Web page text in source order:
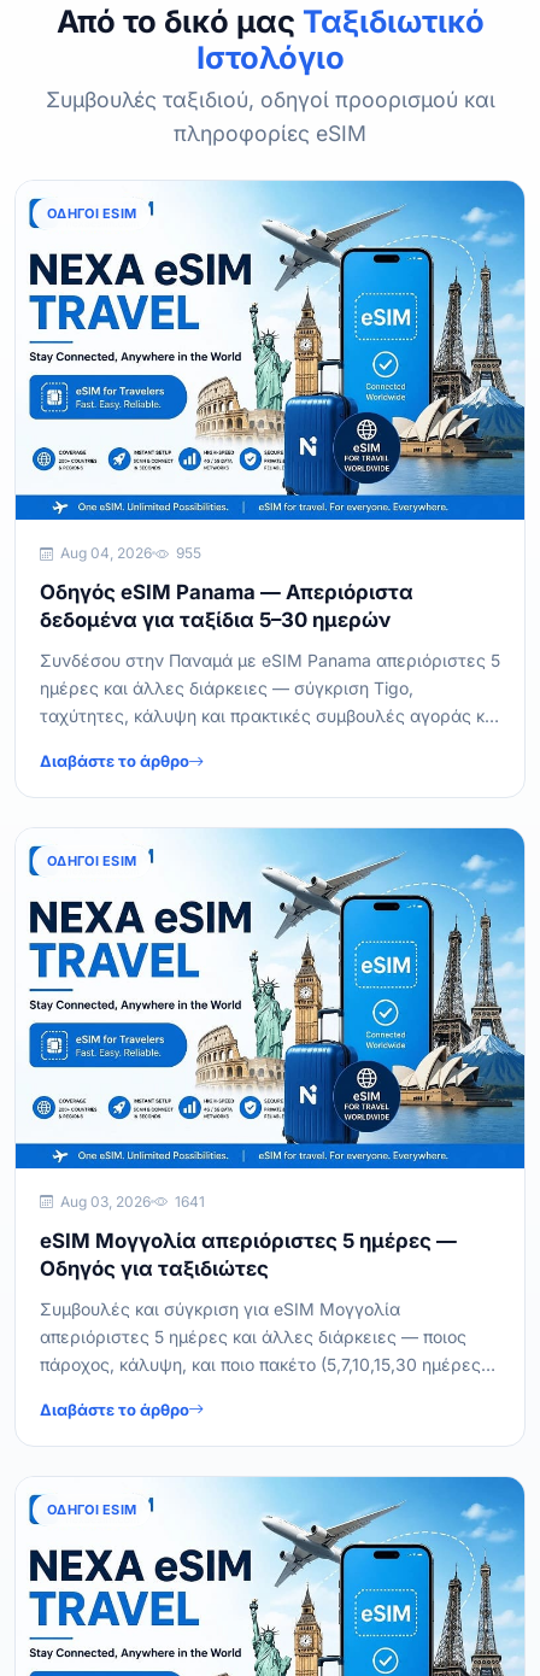
Από το δικό μας Ταξιδιωτικό
Ιστολόγιο
Συμβουλές ταξιδιού, οδηγοί προορισμού και
πληροφορίες eSIM
ΟΔΗΓΟΊ ESIM
Aug 04, 2026 955
Οδηγός eSIM Panama — Απεριόριστα
δεδομένα για ταξίδια 5–30 ημερών
Συνδέσου στην Παναμά με eSIM Panama απεριόριστες 5
ημέρες και άλλες διάρκειες — σύγκριση Tigo,
ταχύτητες, κάλυψη και πρακτικές συμβουλές αγοράς και
Διαβάστε το άρθρο
ΟΔΗΓΟΊ ESIM
Aug 03, 2026 1641
eSIM Μογγολία απεριόριστες 5 ημέρες —
Οδηγός για ταξιδιώτες
Συμβουλές και σύγκριση για eSIM Μογγολία
απεριόριστες 5 ημέρες και άλλες διάρκειες — ποιος
πάροχος, κάλυψη, και ποιο πακέτο (5,7,10,15,30 ημέρες)
Διαβάστε το άρθρο
ΟΔΗΓΟΊ ESIM